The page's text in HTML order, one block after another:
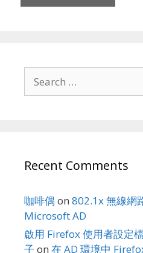
for:
Recent Comments
咖啡偶 on 802.1x 無線網
Microsoft AD
啟用 Firefox 使用者設定
子 on 在 AD 環境中